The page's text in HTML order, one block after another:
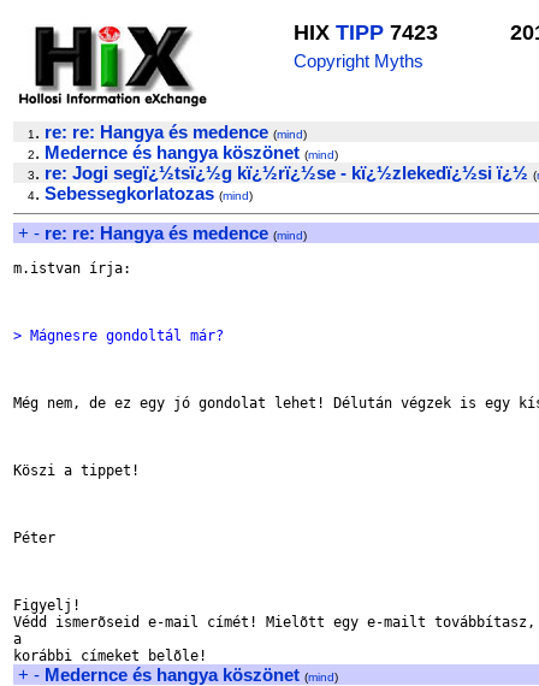
HIX TIPP 7423
Copyright Myths
1 . re: re: Hangya és medence (mind)
2. Medernce és hangya köszönet (mind)
3. re: Jogi segï¿½tsï¿½g kï¿½rï¿½se - kï¿½zlekedï¿½si ï¿½ (
4. Sebessegkorlatozas (mind)
+ - re: re: Hangya és medence (mind)
m.istvan írja:
> Mágnesre gondoltál már?
Még nem, de ez egy jó gondolat lehet! Délután végzek is egy
Köszi a tippet!
Péter
Figyelj!
Védd ismerõseid e-mail címét! Mielõtt egy e-mailt
a
+ - Medernce és hangya köszönet (mind)